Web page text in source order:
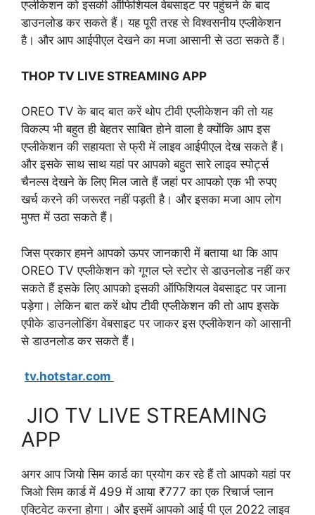
एप्लीकेशन को इसकी ऑफिशियल वेबसाइट पर पहुंचने के बाद
डाउनलोड कर सकते हैं। यह पूरी तरह से विश्वसनीय एप्लीकेशन
है। और आप आईपीएल देखने का मजा आसानी से उठा सकते हैं।
THOP TV LIVE STREAMING APP
OREO TV के बाद बात करें थोप टीवी एप्लीकेशन की तो यह
विकल्प भी बहुत ही बेहतर साबित होने वाला है क्योंकि आप इस
एप्लीकेशन की सहायता से फ्री में लाइव आईपीएल देख सकते हैं।
और इसके साथ साथ यहां पर आपको बहुत सारे लाइव स्पोर्ट्स
चैनल्स देखने के लिए मिल जाते हैं जहां पर आपको एक भी रुपए
खर्च करने की जरूरत नहीं पड़ती है। और इसका मजा आप लोग
मुफ्त में उठा सकते हैं।
जिस प्रकार हमने आपको ऊपर जानकारी में बताया था कि आप
OREO TV एप्लीकेशन को गूगल प्ले स्टोर से डाउनलोड नहीं कर
सकते हैं इसके लिए आपको इसकी ऑफिशियल वेबसाइट पर जाना
पड़ेगा। लेकिन बात करें थोप टीवी एप्लीकेशन की तो आप इसके
एपीके डाउनलोडिंग वेबसाइट पर जाकर इस एप्लीकेशन को आसानी
से डाउनलोड कर सकते हैं।
tv.hotstar.com
JIO TV LIVE STREAMING
APP
अगर आप जियो सिम कार्ड का प्रयोग कर रहे हैं तो आपको यहां पर
जिओ सिम कार्ड में 499 में आया ₹777 का एक रिचार्ज प्लान
एक्टिवेट करना होगा। और इसमें आपको आई पी एल 2022 लाइव